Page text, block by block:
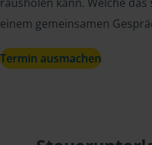
einem gemeinsamen
Termin ausmachen